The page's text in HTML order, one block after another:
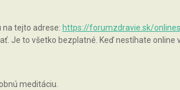
na tejto adrese: https://forumzdravie.sk/
Je to všetko bezplatné. Keď nestíhate online
meditáciu.